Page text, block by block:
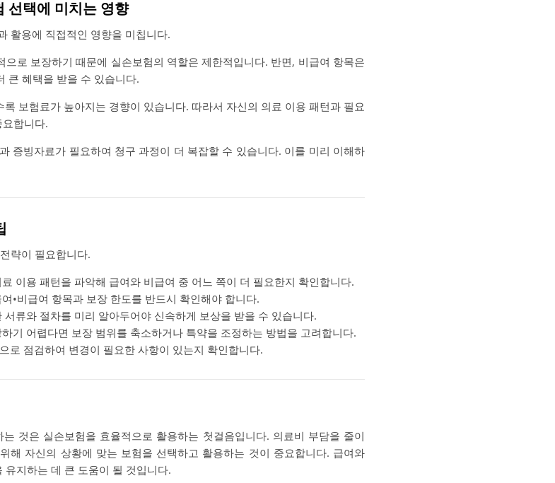
선택에 미치는 영향
활용에 직접적인 영향을 미칩니다.
로 보장하기 때문에 실손보험의 역할은 제한적입니다. 반면, 비급여 항목은
큰 혜택을 받을 수 있습니다.
보험료가 높아지는 경향이 있습니다. 따라서 자신의 의료 이용 패턴과 필요
합니다.
증빙자료가 필요하여 청구 과정이 더 복잡할 수 있습니다. 이를 미리 이해하
략이 필요합니다.
이용 패턴을 파악해 급여와 비급여 중 어느 쪽이 더 필요한지 확인합니다.
•비급여 항목과 보장 한도를 반드시 확인해야 합니다.
서류와 절차를 미리 알아두어야 신속하게 보상을 받을 수 있습니다.
기 어렵다면 보장 범위를 축소하거나 특약을 조정하는 방법을 고려합니다.
로 점검하여 변경이 필요한 사항이 있는지 확인합니다.
것은 실손보험을 효율적으로 활용하는 첫걸음입니다. 의료비 부담을 줄이
해 자신의 상황에 맞는 보험을 선택하고 활용하는 것이 중요합니다. 급여와
지하는 데 큰 도움이 될 것입니다.